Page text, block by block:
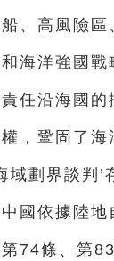
、高風險
海洋強國
任沿海國
，鞏固了海
域劃界談判
國依據陸
74條、第